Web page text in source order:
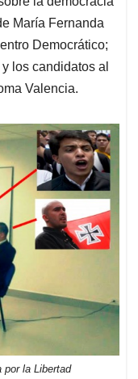
María Fernanda
Democrático;
los candidatos al
Valencia.
por la Libertad